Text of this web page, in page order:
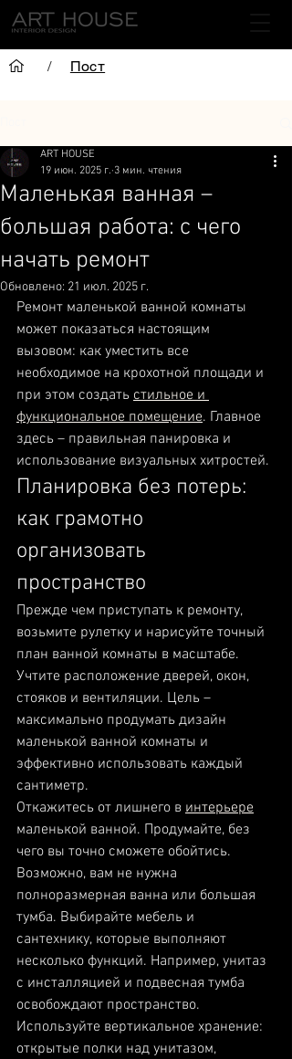
/ Пост
Маленькая ванная –
большая работа: с чего
начать ремонт
ART HOUSE
19 июн. 2025 г. 3 мин. чтения
Обновлено: 21 июл. 2025 г.
Ремонт маленькой ванной комнаты
может показаться настоящим
вызовом: как уместить все
необходимое на крохотной площади и
при этом создать стильное и
функциональное помещение. Главное
здесь – правильная панировка и
использование визуальных хитростей.
Планировка без потерь:
как грамотно
организовать
пространство
Прежде чем приступать к ремонту,
возьмите рулетку и нарисуйте точный
план ванной комнаты в масштабе.
Учтите расположение дверей, окон,
стояков и вентиляции. Цель –
максимально продумать дизайн
маленькой ванной комнаты и
эффективно использовать каждый
сантиметр.
Откажитесь от лишнего в интерьере
маленькой ванной. Продумайте, без
чего вы точно сможете обойтись.
Возможно, вам не нужна
полноразмерная ванна или большая
тумба. Выбирайте мебель и
сантехнику, которые выполняют
несколько функций. Например, унитаз
с инсталляцией и подвесная тумба
освобождают пространство.
Используйте вертикальное хранение:
открытые полки над унитазом,